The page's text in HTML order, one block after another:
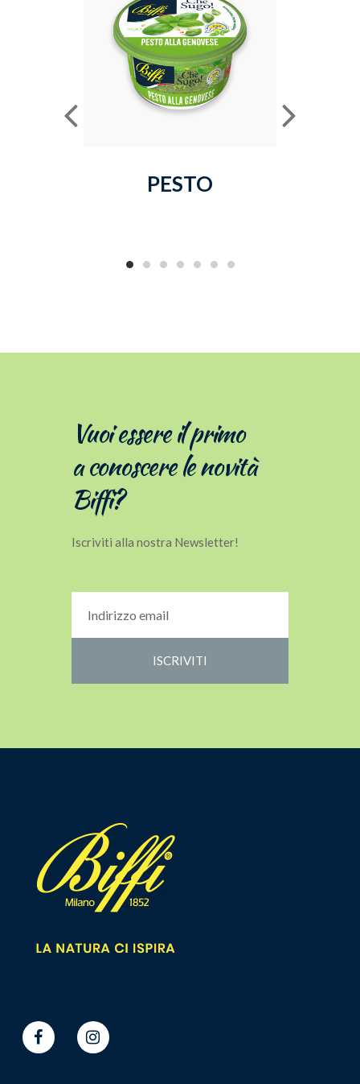
PESTO
Vuoi essere il primo
a conoscere le novità
Biffi?
Iscriviti alla nostra Newsletter!